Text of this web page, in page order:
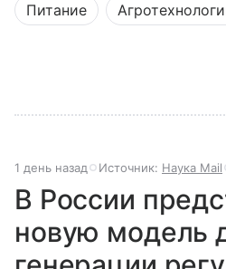
Питание
1 день назад Источник: Наука Mail
В России
новую модель